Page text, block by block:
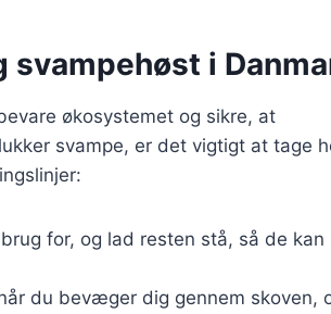
i
økosystemet og sikre, at
svampe, er det vigtigt at tage
for, og lad resten stå, så de kan
du bevæger dig gennem skoven,